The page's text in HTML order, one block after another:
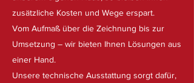
zusätzliche Kosten und Wege erspart.
Vom Aufmaß über die Zeichnung bis zur
Umsetzung – wir bieten Ihnen Lösungen aus
einer Hand.
Unsere technische Ausstattung sorgt dafür,